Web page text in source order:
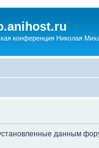
конференция Николая
данным